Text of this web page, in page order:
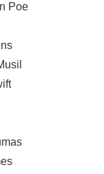
Poe